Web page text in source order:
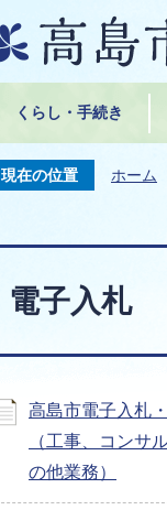
くらし・手続き
現在の位置 ホーム
電子入札
高島市電子入札
（工事、コンサ
の他業務）